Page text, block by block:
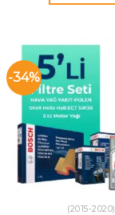
-34%
(2015-2020)